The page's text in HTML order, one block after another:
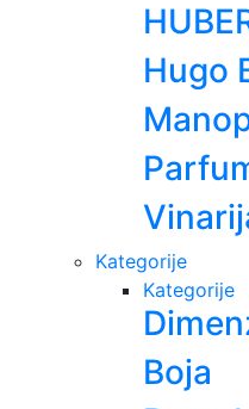
Hugo
Kategorije
Kategorije
Boja